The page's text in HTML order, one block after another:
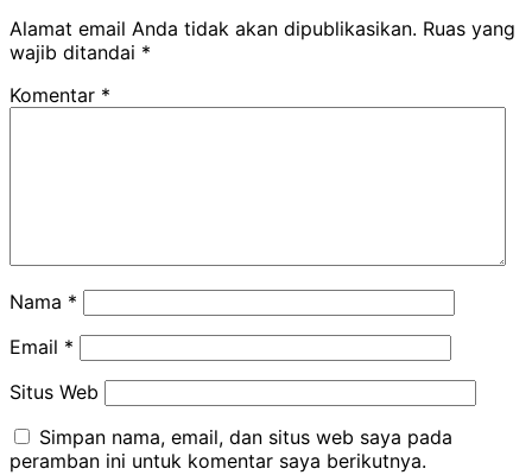
Alamat email Anda tidak akan dipublikasikan. Ruas yang
wajib ditandai *
Komentar *
Nama *
Email *
Situs Web
Simpan nama, email, dan situs web saya pada
peramban ini untuk komentar saya berikutnya.